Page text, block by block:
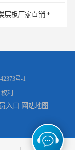
三门峡生产加工彩钢围挡 郑州鑫纵 质量好 围挡加工
号-1
利.
入口 网站地图